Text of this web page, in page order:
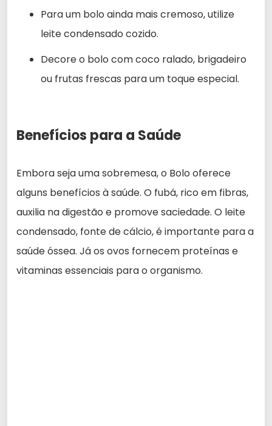
Para um bolo ainda mais cremoso, utilize
leite condensado cozido.
Decore o bolo com coco ralado, brigadeiro
ou frutas frescas para um toque especial.
Benefícios para a Saúde
Embora seja uma sobremesa, o Bolo oferece
alguns benefícios à saúde. O fubá, rico em fibras,
auxilia na digestão e promove saciedade. O leite
condensado, fonte de cálcio, é importante para a
saúde óssea. Já os ovos fornecem proteínas e
vitaminas essenciais para o organismo.